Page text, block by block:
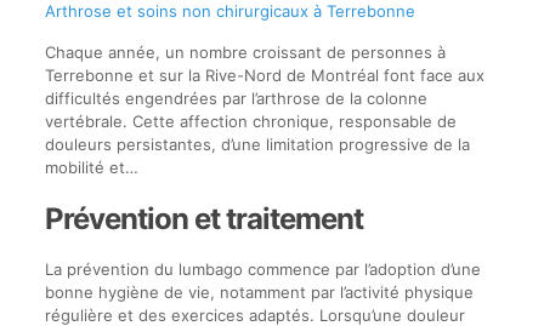
Arthrose et soins non chirurgicaux à Terrebonne
Chaque année, un nombre croissant de personnes à
Terrebonne et sur la Rive-Nord de Montréal font face aux
difficultés engendrées par l’arthrose de la colonne
vertébrale. Cette affection chronique, responsable de
douleurs persistantes, d’une limitation progressive de la
mobilité et…
Prévention et traitement
La prévention du lumbago commence par l’adoption d’une
bonne hygiène de vie, notamment par l’activité physique
régulière et des exercices adaptés. Lorsqu’une douleur